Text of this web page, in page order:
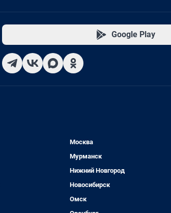
Google Play
Москва
Мурманск
Нижний Новгород
Новосибирск
Омск